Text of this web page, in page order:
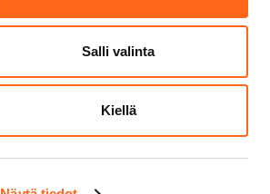
Salli valinta
Kiellä